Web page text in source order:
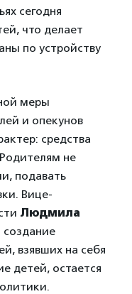
сегодня
что делает
по устройству
меры
и опекунов
средства
не
подавать
Вице-
Людмила
создание
взявших на себя
детей, остается